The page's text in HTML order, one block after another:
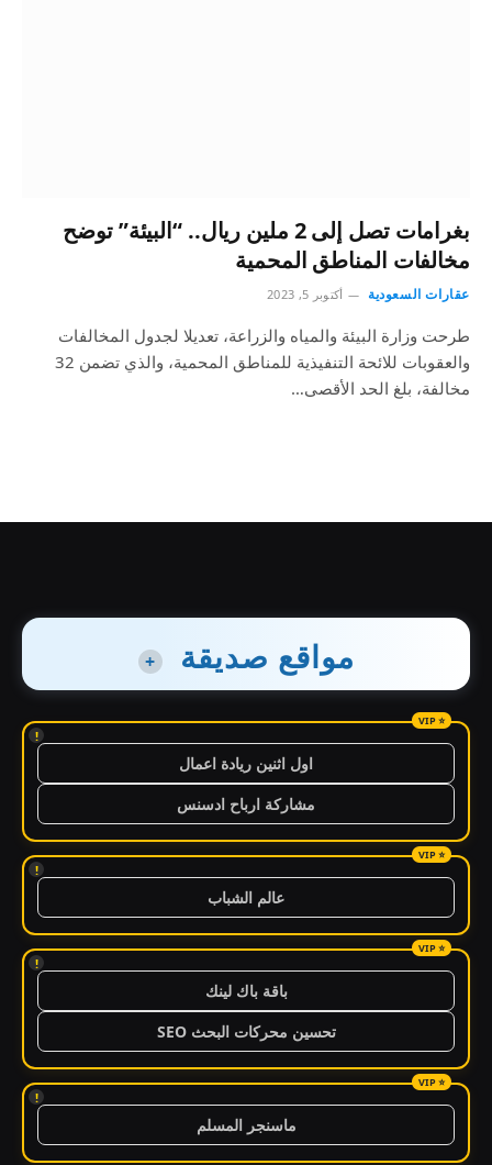
بغرامات تصل إلى 2 ملين ريال.. “البيئة” توضح
مخالفات المناطق المحمية
عقارات السعودية أكتوبر 5, 2023
طرحت وزارة البيئة والمياه والزراعة، تعديلا لجدول المخالفات
والعقوبات للائحة التنفيذية للمناطق المحمية، والذي تضمن 32
مخالفة، بلغ الحد الأقصى…
مواقع صديقة +
!
اول اثنين ريادة اعمال
مشاركة ارباح ادسنس
!
عالم الشباب
!
باقة باك لينك
تحسين محركات البحث SEO
!
ماسنجر المسلم